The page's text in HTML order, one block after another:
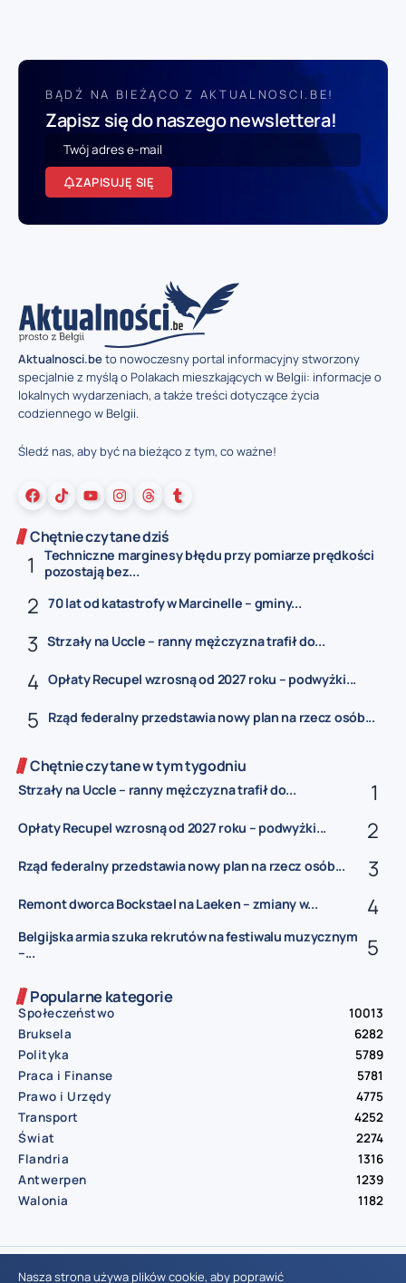
BĄDŹ NA BIEŻĄCO Z AKTUALNOSCI.BE!
Zapisz się do naszego newslettera!
ZAPISUJĘ SIĘ
Aktualnosci.beto nowoczesny portal informacyjny stworzony
specjalnie z myślą o Polakach mieszkających w Belgii: informacje o
lokalnych wydarzeniach, a także treści dotyczące życia
codziennego w Belgii.
Śledź nas, aby być na bieżąco z tym, co ważne!
Chętnie czytane dziś
Techniczne marginesy błędu przy pomiarze prędkości
pozostają bez...
70 lat od katastrofy w Marcinelle – gminy...
Strzały na Uccle – ranny mężczyzna trafił do...
Opłaty Recupel wzrosną od 2027 roku – podwyżki...
Rząd federalny przedstawia nowy plan na rzecz osób...
Chętnie czytane w tym tygodniu
Strzały na Uccle – ranny mężczyzna trafił do...
Opłaty Recupel wzrosną od 2027 roku – podwyżki...
Rząd federalny przedstawia nowy plan na rzecz osób...
Remont dworca Bockstael na Laeken – zmiany w...
Belgijska armia szuka rekrutów na festiwalu muzycznym
–...
Popularne kategorie
Społeczeństwo
10013
Bruksela
6282
Polityka
5789
Praca i Finanse
5781
Prawo i Urzędy
4775
Transport
4252
Świat
2274
Flandria
1316
Antwerpen
1239
Walonia
1182
© Aktualnosci.be – All Right Reserved 2016-2026
Nasza strona używa plików cookie, aby poprawić